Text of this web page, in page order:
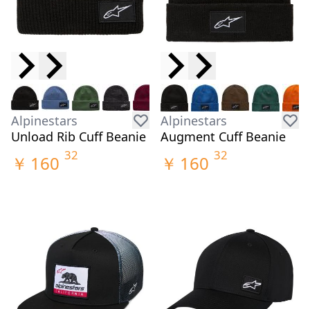
Alpinestars
Unload Rib Cuff Beanie
￥ 160 32
Alpinestars
Augment Cuff Beanie
￥ 160 32